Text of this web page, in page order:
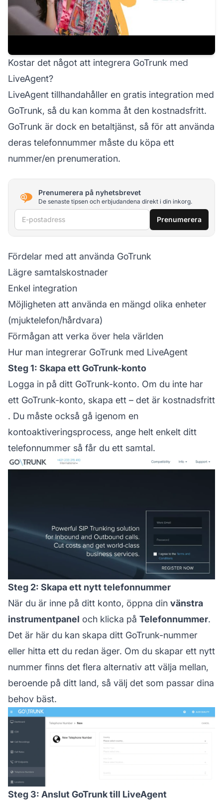
Kostar det något att integrera GoTrunk med
LiveAgent?
LiveAgent tillhandahåller en gratis integration med
GoTrunk, så du kan komma åt den kostnadsfritt.
GoTrunk är dock en betaltjänst, så för att använda
deras telefonnummer måste du köpa ett
nummer/en prenumeration.
Prenumerera på nyhetsbrevet
De senaste tipsen och erbjudandena direkt i din inkorg.
E-postadress Prenumerera
Fördelar med att använda GoTrunk
Lägre samtalskostnader
Enkel integration
Möjligheten att använda en mängd olika enheter
(mjuktelefon/hårdvara)
Förmågan att verka över hela världen
Hur man integrerar GoTrunk med LiveAgent
Steg 1: Skapa ett GoTrunk-konto
Logga in på ditt GoTrunk-konto. Om du inte har
ett GoTrunk-konto, skapa ett – det är kostnadsfritt
. Du måste också gå igenom en
kontoaktiveringsprocess, ange helt enkelt ditt
telefonnummer så får du ett samtal.
Steg 2: Skapa ett nytt telefonnummer
När du är inne på ditt konto, öppna din vänstra
instrumentpanel och klicka på Telefonnummer.
Det är här du kan skapa ditt GoTrunk-nummer
eller hitta ett du redan äger. Om du skapar ett nytt
nummer finns det flera alternativ att välja mellan,
beroende på ditt land, så välj det som passar dina
behov bäst.
Steg 3: Anslut GoTrunk till LiveAgent